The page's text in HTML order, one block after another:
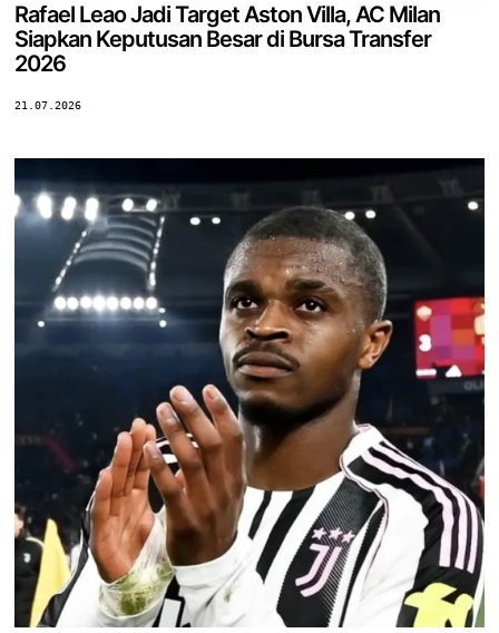
Rafael Leao Jadi Target Aston Villa, AC Milan
Siapkan Keputusan Besar di Bursa Transfer
2026
21.07.2026